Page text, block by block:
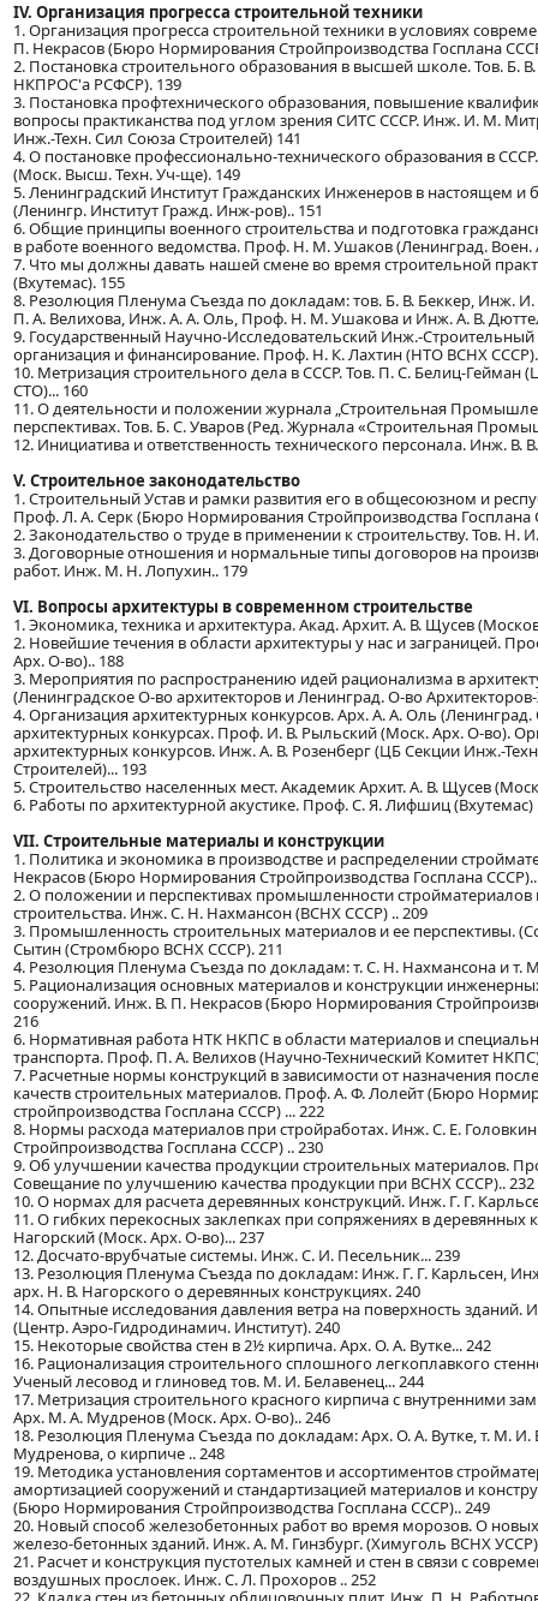
IV. Организация прогресса строительной техники
1. Организация прогресса строительной техники в условиях
П. Некрасов (Бюро Нормирования Стройпроизводства Госплана
2. Постановка строительного образования в высшей школе. Тов. Б.
НКПРОС'а РСФСР). 139
3. Постановка профтехнического образования, повышение
вопросы практиканства под углом зрения СИТС СССР. Инж. И. М.
Инж.-Техн. Сил Союза Строителей) 141
4. О постановке профессионально-технического образования в
(Моск. Высш. Техн. Уч-ще). 149
5. Ленинградский Институт Гражданских Инженеров в настоящем
(Ленингр. Институт Гражд. Инж-ров).. 151
6. Общие принципы военного строительства и подготовка
в работе военного ведомства. Проф. Н. М. Ушаков (Ленинград. Воен.
7. Что мы должны давать нашей смене во время строительной
(Вхутемас). 155
8. Резолюция Пленума Съезда по докладам: тов. Б. В. Беккер, Инж.
П. А. Велихова, Инж. А. А. Оль, Проф. Н. М. Ушакова и Инж. А. В.
9. Государственный Научно-Исследовательский Инж.-Строительный
организация и финансирование. Проф. Н. К. Лахтин (НТО ВСНХ
10. Метризация строительного дела в СССР. Тов. П. С. Белиц-Гейман
СТО)... 160
11. О деятельности и положении журнала „Строительная
перспективах. Тов. Б. С. Уваров (Ред. Журнала «Строительная
12. Инициатива и ответственность технического персонала. Инж. В.
V. Строительное законодательство
1. Строительный Устав и рамки развития его в общесоюзном и
Проф. Л. А. Серк (Бюро Нормирования Стройпроизводства Госплана
2. Законодательство о труде в применении к строительству. Тов. Н.
3. Договорные отношения и нормальные типы договоров на
работ. Инж. М. Н. Лопухин.. 179
VI. Вопросы архитектуры в современном строительстве
1. Экономика, техника и архитектура. Акад. Архит. А. В. Щусев
2. Новейшие течения в области архитектуры у нас и заграницей.
Арх. О-во).. 188
3. Мероприятия по распространению идей рационализма в
(Ленинградское О-во архитекторов и Ленинград. О-во
4. Организация архитектурных конкурсов. Арх. А. А. Оль
архитектурных конкурсах. Проф. И. В. Рыльский (Моск. Арх. О-во).
архитектурных конкурсов. Инж. А. В. Розенберг (ЦБ Секции Инж.-
Строителей)... 193
5. Строительство населенных мест. Академик Архит. А. В. Щусев
6. Работы по архитектурной акустике. Проф. С. Я. Лифшиц (Вхутемас)
VII. Строительные материалы и конструкции
1. Политика и экономика в производстве и распределении
Некрасов (Бюро Нормирования Стройпроизводства Госплана
2. О положении и перспективах промышленности стройматериалов
строительства. Инж. С. Н. Нахмансон (ВСНХ СССР) .. 209
3. Промышленность строительных материалов и ее перспективы.
Сытин (Стромбюро ВСНХ СССР). 211
4. Резолюция Пленума Съезда по докладам: т. С. Н. Нахмансона и т.
5. Рационализация основных материалов и конструкции
сооружений. Инж. В. П. Некрасов (Бюро Нормирования
216
6. Нормативная работа НТК НКПС в области материалов и
транспорта. Проф. П. А. Велихов (Научно-Технический Комитет
7. Расчетные нормы конструкций в зависимости от назначения
качеств строительных материалов. Проф. А. Ф. Лолейт (Бюро
стройпроизводства Госплана СССР) ... 222
8. Нормы расхода материалов при стройработах. Инж. С. Е.
Стройпроизводства Госплана СССР) .. 230
9. Об улучшении качества продукции строительных материалов.
Совещание по улучшению качества продукции при ВСНХ СССР).. 232
10. О нормах для расчета деревянных конструкций. Инж. Г. Г.
11. О гибких перекосных заклепках при сопряжениях в деревянных
Нагорский (Моск. Арх. О-во)... 237
12. Досчато-врубчатые системы. Инж. С. И. Песельник... 239
13. Резолюция Пленума Съезда по докладам: Инж. Г. Г. Карльсен,
арх. Н. В. Нагорского о деревянных конструкциях. 240
14. Опытные исследования давления ветра на поверхность
(Центр. Аэро-Гидродинамич. Институт). 240
15. Некоторые свойства стен в 2½ кирпича. Арх. О. А. Вутке... 242
16. Рационализация строительного сплошного легкоплавкого
Ученый лесовод и глиновед тов. М. И. Белавенец... 244
17. Метризация строительного красного кирпича с внутренними
Арх. М. А. Мудренов (Моск. Арх. О-во).. 246
18. Резолюция Пленума Съезда по докладам: Арх. О. А. Вутке, т. М. И.
Мудренова, о кирпиче .. 248
19. Методика установления сортаментов и ассортиментов
амортизацией сооружений и стандартизацией материалов и
(Бюро Нормирования Стройпроизводства Госплана СССР).. 249
20. Новый способ железобетонных работ во время морозов. О
железо-бетонных зданий. Инж. А. М. Гинзбург. (Химуголь ВСНХ
21. Расчет и конструкция пустотелых камней и стен в связи с
воздушных прослоек. Инж. С. Л. Прохоров .. 252